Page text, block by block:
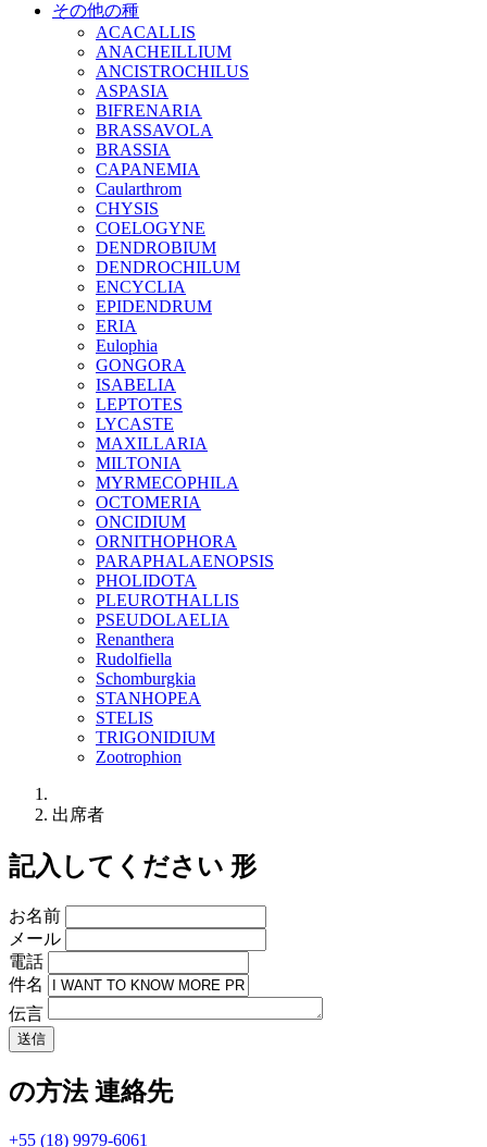
その他の種
ACACALLIS
ANACHEILLIUM
ANCISTROCHILUS
ASPASIA
BIFRENARIA
BRASSAVOLA
BRASSIA
CAPANEMIA
Caularthrom
CHYSIS
COELOGYNE
DENDROBIUM
DENDROCHILUM
ENCYCLIA
EPIDENDRUM
ERIA
Eulophia
GONGORA
ISABELIA
LEPTOTES
LYCASTE
MAXILLARIA
MILTONIA
MYRMECOPHILA
OCTOMERIA
ONCIDIUM
ORNITHOPHORA
PARAPHALAENOPSIS
PHOLIDOTA
PLEUROTHALLIS
PSEUDOLAELIA
Renanthera
Rudolfiella
Schomburgkia
STANHOPEA
STELIS
TRIGONIDIUM
Zootrophion
出席者
記入してください 形
お名前
メール
電話
件名
伝言
送信
の方法連絡先
+55 (18) 9979-6061